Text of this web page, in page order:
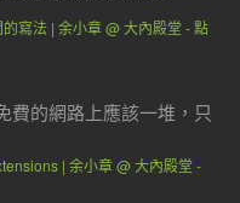
寫法 | 余小章 @ 大內殿堂 - 點
費的網路上應該一堆，只
| 余小章 @ 大內殿堂 -